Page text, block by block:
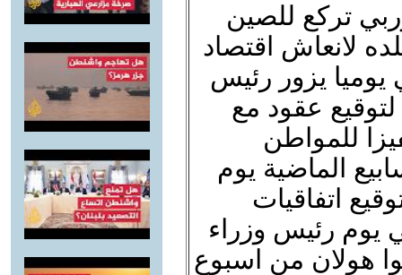
تركع للصين
لانعاش اقتصاد
يوميا يزور رئيس
عقود مع
للمواطن
الماضية يوم
اتفاقيات
يوم رئيس وزراء
هولان من اسبوع